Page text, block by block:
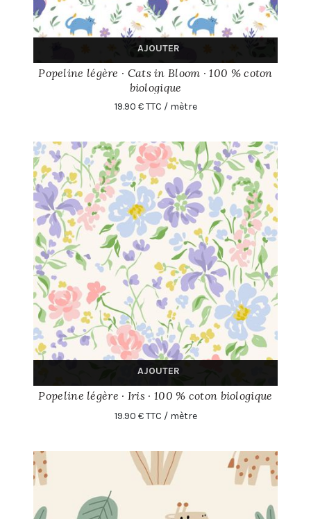
AJOUTER
Popeline légère · Cats in Bloom · 100 % coton
biologique
19.90 € TTC / mètre
AJOUTER
Popeline légère · Iris · 100 % coton biologique
19.90 € TTC / mètre